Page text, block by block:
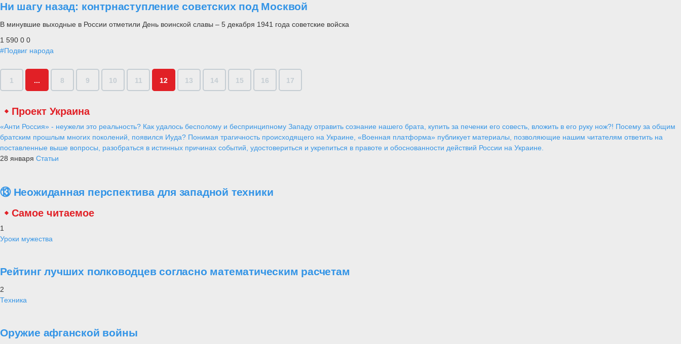
Ни шагу назад: контрнаступление советских под Москвой
В минувшие выходные в России отметили День воинской славы – 5 декабря 1941 года советские войска
1 590 0 0
#Подвиг народа
1 ... 8 9 10 11 12 13 14 15 16 17
Проект Украина
«Анти Россия» - неужели это реальность? Как удалось бесполому и беспринципному Западу отравить сознание нашего брата, купить за печенки его совесть, вложить в его руку нож?! Посему за общим
братским прошлым многих поколений, появился Иуда? Понимая трагичность происходящего на Украине, «Военная платформа» публикует материалы, позволяющие нашим читателям ответить на
поставленные выше вопросы, разобраться в истинных причинах событий, удостовериться и укрепиться в правоте и обоснованности действий России на Украине.
28 января Статьи
⑬ Неожиданная перспектива для западной техники
Самое читаемое
1
Уроки мужества
Рейтинг лучших полководцев согласно математическим расчетам
2
Техника
Оружие афганской войны